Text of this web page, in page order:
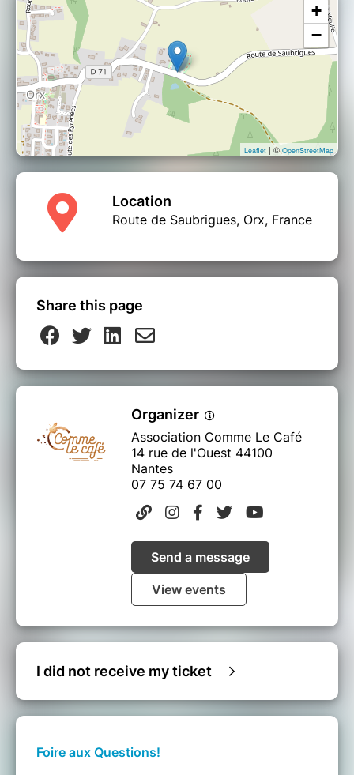
Crédits:
Le pianO du lac / le PianO-bulle / création Voël
+
−
Leaflet | ©OpenStreetMap
Location
Route de Saubrigues, Orx, France
Share this page
Organizer
Association Comme Le Café
14 rue de l'Ouest 44100
Nantes
07 75 74 67 00
Send a message
View events
I did not receive my ticket
Foire aux Questions!